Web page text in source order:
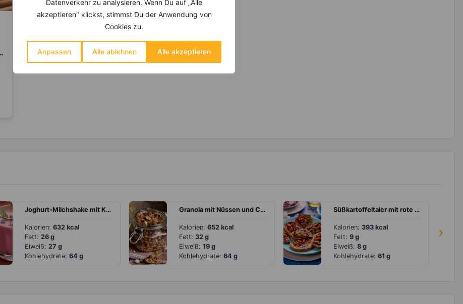
Datenverkehr zu analysieren. Wenn Du auf „Alle
akzeptieren" klickst, stimmst Du der Anwendung von
Cookies zu.
Anpassen Alle ablehnen Alle akzeptieren
›
Joghurt-Milchshake mit Kirschen
Kalorien: 632 kcal
Fett: 26 g
Eiweiß: 27 g
Kohlehydrate: 64 g
Granola mit Nüssen und Cranberries
Kalorien: 652 kcal
Fett: 32 g
Eiweiß: 19 g
Kohlehydrate: 64 g
Süßkartoffeltaler mit rote Bete und orientalischen Kichererbsen
Kalorien: 393 kcal
Fett: 9 g
Eiweiß: 8 g
Kohlehydrate: 61 g